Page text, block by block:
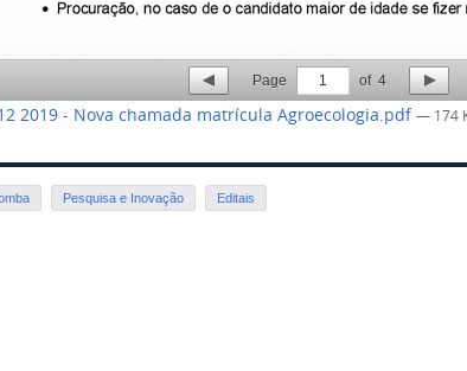
Page 1 of 4
2019 - Nova chamada matrícula Agroecologia.pdf— 174
Pesquisa e Inovação Editais